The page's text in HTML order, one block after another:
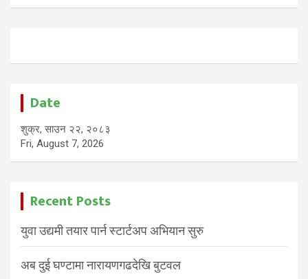
Date
शुक्र, साउन २२, २०८३
Fri, August 7, 2026
Recent Posts
युवा उद्यमी तयार पार्न स्टार्टअप अभियान सुरु
अब दुई घण्टामा नारायणगढदेखि बुटवल